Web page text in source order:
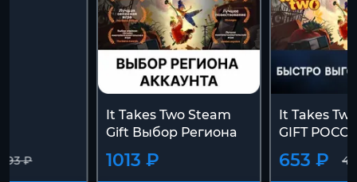
₽
It Takes Two Steam
Gift Выбор Региона
1013 ₽
It Takes
GIFT
653 ₽